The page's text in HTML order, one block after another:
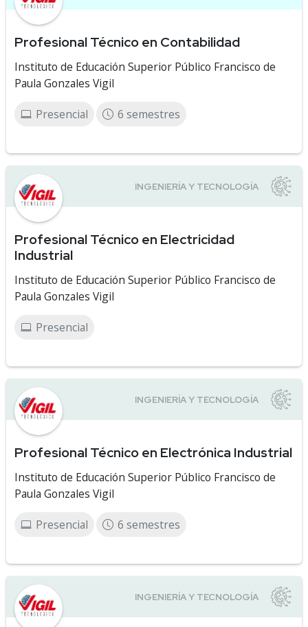
Profesional Técnico en Contabilidad
Instituto de Educación Superior Público Francisco de
Paula Gonzales Vigil
Presencial 6 semestres
Profesional Técnico en Electricidad
Industrial
Instituto de Educación Superior Público Francisco de
Paula Gonzales Vigil
Presencial
Profesional Técnico en Electrónica Industrial
Instituto de Educación Superior Público Francisco de
Paula Gonzales Vigil
Presencial 6 semestres